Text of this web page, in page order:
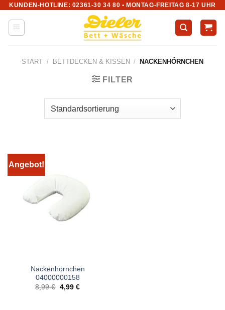
Zum
Inhalt
springen
KUNDEN-HOTLINE: 02361-30 34 80 • MONTAG-FREITAG 8-17 UHR
START / BETTDECKEN & KISSEN / NACKENHÖRNCHEN
FILTER
Angebot!
Nackenhörnchen
04000000158
8,99€ Ursprünglicher
Preis
4,99 €Aktueller